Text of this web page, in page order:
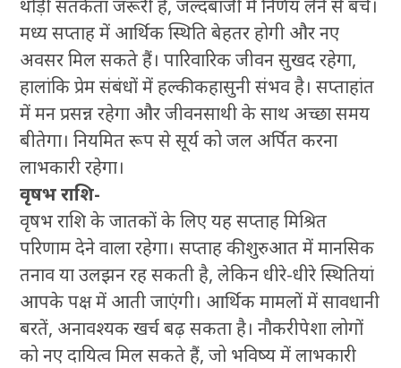
थोड़ी सतर्कता जरूरी है, जल्दबाजी में निर्णय लेने से बचें।
मध्य सप्ताह में आर्थिक स्थिति बेहतर होगी और नए
अवसर मिल सकते हैं। पारिवारिक जीवन सुखद रहेगा,
हालांकि प्रेम संबंधों में हल्की कहासुनी संभव है। सप्ताहांत
में मन प्रसन्न रहेगा और जीवनसाथी के साथ अच्छा समय
बीतेगा। नियमित रूप से सूर्य को जल अर्पित करना
लाभकारी रहेगा।
वृषभ राशि-
वृषभ राशि के जातकों के लिए यह सप्ताह मिश्रित
परिणाम देने वाला रहेगा। सप्ताह की शुरुआत में मानसिक
तनाव या उलझन रह सकती है, लेकिन धीरे-धीरे स्थितियां
आपके पक्ष में आती जाएंगी। आर्थिक मामलों में सावधानी
बरतें, अनावश्यक खर्च बढ़ सकता है। नौकरीपेशा लोगों
को नए दायित्व मिल सकते हैं, जो भविष्य में लाभकारी